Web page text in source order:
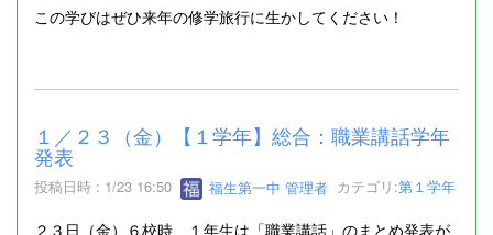
この学びはぜひ来年の修学旅行に生かしてください！
１／２３（金）【１学年】総合：職業講話学年
発表
投稿日時 : 1/23 16:50 福生第一中 管理者 カテゴリ:第１学年
２３日（金）６校時、１年生は「職業講話」のまとめ発表が